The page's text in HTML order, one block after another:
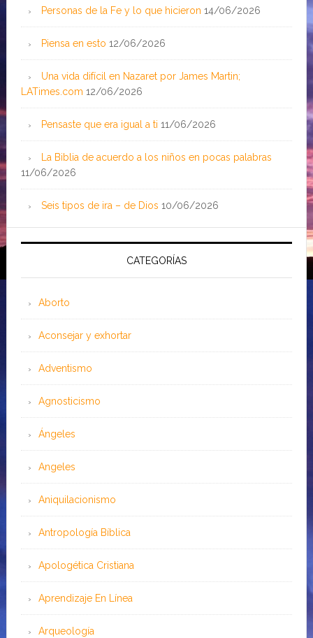
Personas de la Fe y lo que hicieron 14/06/2026
Piensa en esto 12/06/2026
Una vida difícil en Nazaret por James Martin;
LATimes.com 12/06/2026
Pensaste que era igual a ti 11/06/2026
La Biblia de acuerdo a los niños en pocas palabras
11/06/2026
Seis tipos de ira – de Dios 10/06/2026
CATEGORÍAS
Aborto
Aconsejar y exhortar
Adventismo
Agnosticismo
Ángeles
Angeles
Aniquilacionismo
Antropología Bíblica
Apologética Cristiana
Aprendizaje En Línea
Arqueología